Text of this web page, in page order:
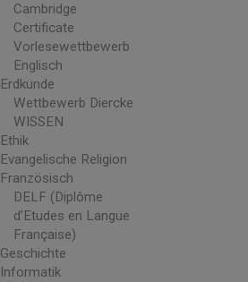
Cambridge
Certificate
Vorlesewettbewerb
Englisch
Erdkunde
Wettbewerb Diercke
WISSEN
Ethik
Evangelische Religion
Französisch
DELF (Diplôme
d’Etudes en Langue
Française)
Geschichte
Informatik